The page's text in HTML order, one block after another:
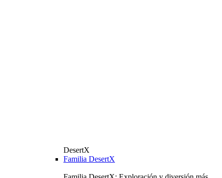
DesertX
Familia DesertX